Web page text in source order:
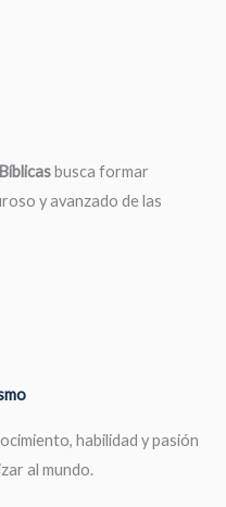
busca formar
y avanzado de las
habilidad y pasión
al mundo.